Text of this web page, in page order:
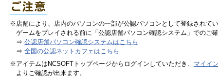
※店舗により、店内のパソコンの一部が公認パソコンとして登録されて
ゲームをプレイされる前に「公認店舗パソコン確認システム」でのご
⇒ 公認店舗パソコン確認システムはこちら
⇒ 全国の公認ネットカフェはこちら
※アイテムはNCSOFTトップページからログインしていただき、 マイイ
よりご確認が出来ます。